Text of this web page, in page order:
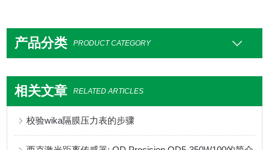
产品分类 PRODUCT CATEGORY
相关文章 RELATED ARTICLES
校验wika隔膜压力表的步骤